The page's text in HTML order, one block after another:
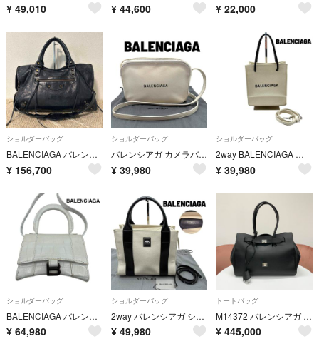
¥ 49,010 ¥ 44,600 ¥ 22,000
ショルダーバッグ
BALENCIAGA バレンシアガ City シティ 2way 115748
¥ 156,700
ショルダーバッグ
バレンシアガ カメラバッグ ショルダーバッグ 肩がけ ホワイト エブリデイ
¥ 39,980
ショルダーバッグ
2way BALENCIAGA バレンシアガ ショルダーバッグ トートバッグ
¥ 39,980
ショルダーバッグ
BALENCIAGA バレンシアガ アワーグラス ミニ ショルダーバッグ クロコ
¥ 64,980
ショルダーバッグ
2way バレンシアガ ショルダー ハンドバッグ 620884
¥ 49,980
トートバッグ
M14372 バレンシアガ BEL AIR トートバッグ レザー キャリーオール
¥ 445,000